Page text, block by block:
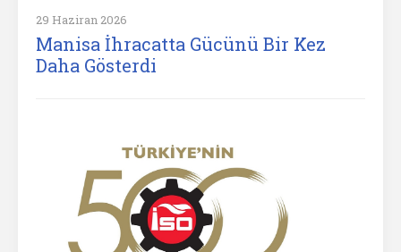
29 Haziran 2026
Manisa İhracatta Gücünü Bir Kez
Daha Gösterdi